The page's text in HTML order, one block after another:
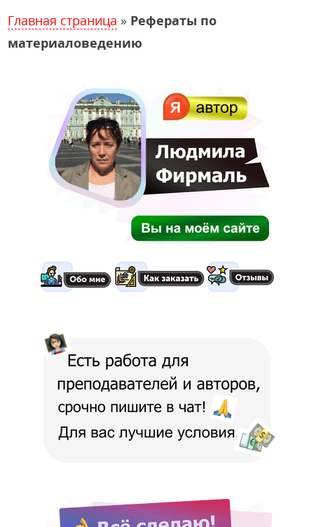
Главная страница » Рефераты по
материаловедению